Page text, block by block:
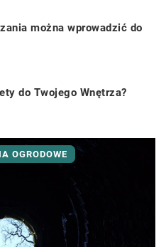
można wprowadzić do
do Twojego Wnętrza?
OGRODOWE